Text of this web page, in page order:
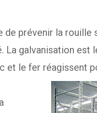
prévenir la rouille
La galvanisation
et le fer réagissent